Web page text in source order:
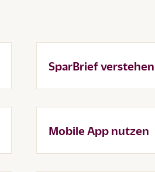
SparBrief verstehen
Mobile App nutzen